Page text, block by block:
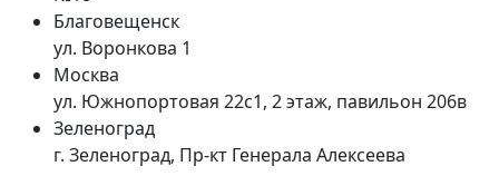
Благовещенск
ул. Воронкова 1
Москва
ул. Южнопортовая 22с1, 2 этаж, павильон 206в
Зеленоград
г. Зеленоград, Пр-кт Генерала Алексеева